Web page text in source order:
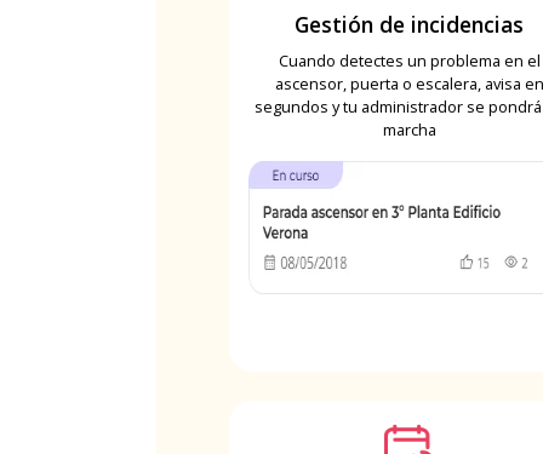
Gestión de incidencias
Cuando detectes un problema en el
ascensor, puerta o escalera, avisa en
segundos y tu administrador se
marcha